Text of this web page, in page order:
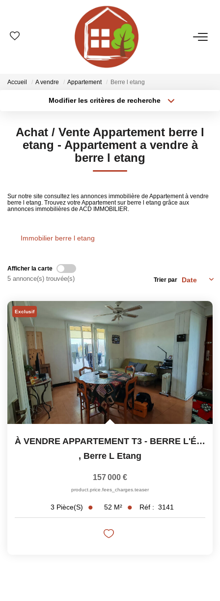
VENTES
ESTIMATION
GESTION
Nos Agences
Nos Actualités
Accueil A vendre Appartement Berre l etang
Modifier les critères de recherche
Sélectionnez...
Type de bien
Surface min
Plus de critères
Achat / Vente Appartement berre l
etang - Appartement a vendre à
berre l etang
Sur notre site consultez les annonces immobilière de Appartement à vendre
berre l etang. Trouvez votre Appartement sur berre l etang grâce aux
annonces immobilières de ACD IMMOBILIER.
Immobilier berre l etang
Afficher la carte
5 annonce(s) trouvée(s) Trier par
Exclusif
À VENDRE APPARTEMENT T3 - BERRE L'ÉTANG
, Berre L Etang
157 000 €
product.price.fees_charges.teaser
3 Pièce(s) 52 M² Réf : 3141